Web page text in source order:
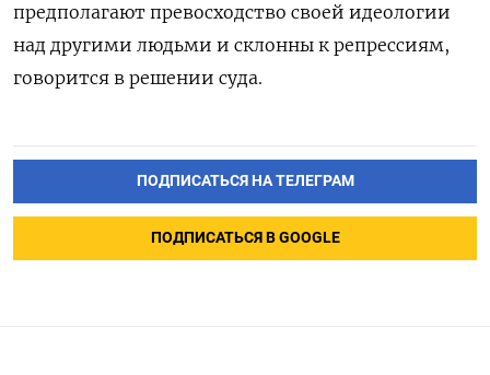
предполагают превосходство своей идеологии
над другими людьми и склонны к репрессиям,
говорится в решении суда.
ПОДПИСАТЬСЯ НА ТЕЛЕГРАМ
ПОДПИСАТЬСЯ В GOOGLE